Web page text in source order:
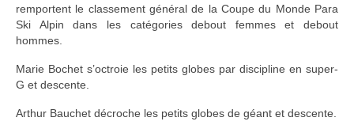
remportent le classement général de la Coupe du Monde Para
Ski Alpin dans les catégories debout femmes et debout
hommes.
Marie Bochet s’octroie les petits globes par discipline en super-
G et descente.
Arthur Bauchet décroche les petits globes de géant et descente.